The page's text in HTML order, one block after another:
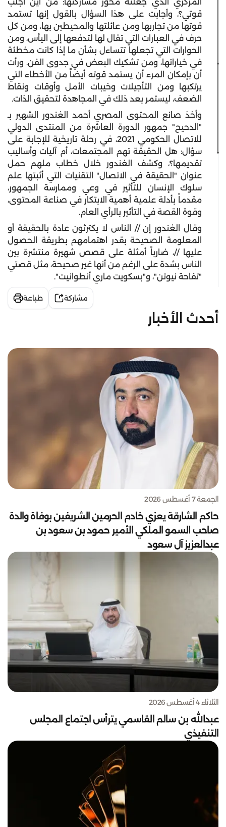
قوتي؟، وأجابت على هذا السؤال بالقول إنها تستمد
قوتها من تجاربها ومن عائلتها والمحيطين بها، ومن كل
حرف في العبارات التي تقال لها لتدفعها إلى اليأس، ومن
الحوارات التي تجعلها تتساءل بشأن ما إذا كانت مخطئة
في خياراتها، ومن تشكيك البعض في جدوى الفن. ورأت
أن بإمكان المرء أن يستمد قوته أيضاً من الأخطاء التي
يرتكبها ومن التأجيلات وخيبات الأمل وأوقات ونقاط
الضعف، ليستمر بعد ذلك في المجاهدة لتحقيق الذات.
وأخذ صانع المحتوى المصري أحمد الغندور الشهير بـ
"الدحيح" جمهور الدورة العاشرة من المنتدى الدولي
للاتصال الحكومي 2021، في رحلة تاريخية للإجابة على
سؤال: هل الحقيقة تهم المجتمعات، أم آليات وأساليب
تقديمها؟، وكشف الغندور خلال خطاب ملهم حمل
عنوان "الحقيقة في الاتصال" التقنيات التي أثبتها علم
سلوك الإنسان للتأثير في وعي وممارسة الجمهور،
مقدماً بأدلة علمية أهمية الابتكار في صناعة المحتوى،
وقوة القصة في التأثير بالرأي العام.
وقال الغندور إن // الناس لا يكترثون عادة بالحقيقة أو
المعلومة الصحيحة بقدر اهتمامهم بطريقة الحصول
عليها //، ضارباً أمثلة على قصص شهيرة منتشرة بين
الناس بشدة على الرغم من أنها غير صحيحة، مثل قصتي
"تفاحة نيوتن"، و"بسكويت ماري أنطوانيت".
مشاركة طباعة
أحدث الأخبار
الجمعة 7 أغسطس 2026
حاكم الشارقة يعزي خادم الحرمين الشريفين بوفاة والدة
صاحب السمو الملكي الأمير حمود بن سعود بن
عبدالعزيز آل سعود
الثلاثاء 4 أغسطس 2026
عبدالله بن سالم القاسمي يترأس اجتماع المجلس
التنفيذي